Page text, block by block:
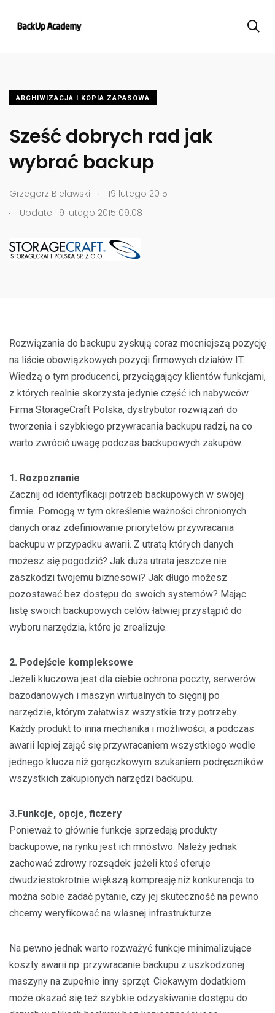
ARCHIWIZACJA I KOPIA ZAPASOWA
Sześć dobrych rad jak
wybrać backup
Grzegorz Bielawski .
19 lutego 2015
.
Update: 19 lutego 2015 09:08
Rozwiązania do backupu zyskują coraz mocniejszą pozycję
na liście obowiązkowych pozycji firmowych działów IT.
Wiedzą o tym producenci, przyciągający klientów funkcjami,
z których realnie skorzysta jedynie część ich nabywców.
Firma StorageCraft Polska, dystrybutor rozwiązań do
tworzenia i szybkiego przywracania backupu radzi, na co
warto zwrócić uwagę podczas backupowych zakupów.
1. Rozpoznanie
Zacznij od identyfikacji potrzeb backupowych w swojej
firmie. Pomogą w tym określenie ważności chronionych
danych oraz zdefiniowanie priorytetów przywracania
backupu w przypadku awarii. Z utratą których danych
możesz się pogodzić? Jak duża utrata jeszcze nie
zaszkodzi twojemu biznesowi? Jak długo możesz
pozostawać bez dostępu do swoich systemów? Mając
listę swoich backupowych celów łatwiej przystąpić do
wyboru narzędzia, które je zrealizuje.
2. Podejście kompleksowe
Jeżeli kluczowa jest dla ciebie ochrona poczty, serwerów
bazodanowych i maszyn wirtualnych to sięgnij po
narzędzie, którym załatwisz wszystkie trzy potrzeby.
Każdy produkt to inna mechanika i możliwości, a podczas
awarii lepiej zająć się przywracaniem wszystkiego wedle
jednego klucza niż gorączkowym szukaniem podręczników
wszystkich zakupionych narzędzi backupu.
3.Funkcje, opcje, ficzery
Ponieważ to głównie funkcje sprzedają produkty
backupowe, na rynku jest ich mnóstwo. Należy jednak
zachować zdrowy rozsądek: jeżeli ktoś oferuje
dwudziestokrotnie większą kompresję niż konkurencja to
można sobie zadać pytanie, czy jej skuteczność na pewno
chcemy weryfikować na własnej infrastrukturze.
Na pewno jednak warto rozważyć funkcje minimalizujące
koszty awarii np. przywracanie backupu z uszkodzonej
maszyny na zupełnie inny sprzęt. Ciekawym dodatkiem
może okazać się też szybkie odzyskiwanie dostępu do